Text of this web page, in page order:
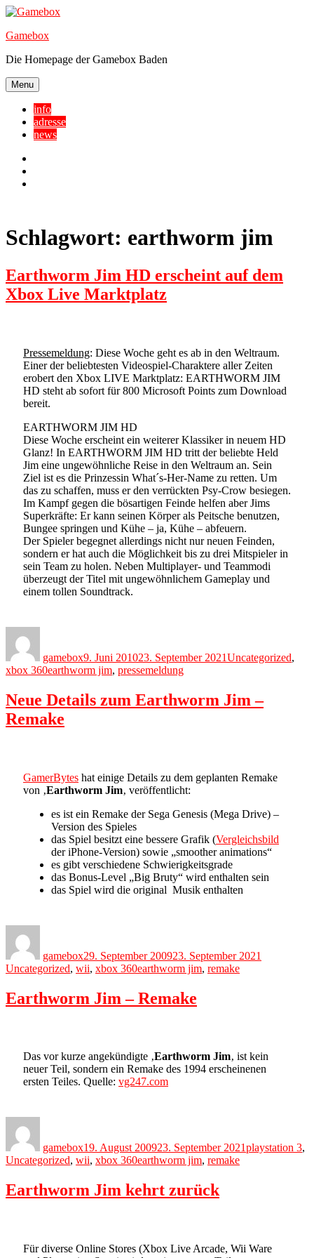
Skip
content
Gamebox
Die Homepage der Gamebox Baden
Menu
info
adresse
news
Schlagwort: earthworm jim
Earthworm Jim HD erscheint auf dem
Xbox Live Marktplatz
Pressemeldung: Diese Woche geht es ab in den Weltraum.
Einer der beliebtesten Videospiel-Charaktere aller Zeiten
erobert den Xbox LIVE Marktplatz: EARTHWORM JIM
HD steht ab sofort für 800 Microsoft Points zum Download
bereit.
EARTHWORM JIM HD
Diese Woche erscheint ein weiterer Klassiker in neuem HD
Glanz! In EARTHWORM JIM HD tritt der beliebte Held
Jim eine ungewöhnliche Reise in den Weltraum an. Sein
Ziel ist es die Prinzessin What´s-Her-Name zu retten. Um
das zu schaffen, muss er den verrückten Psy-Crow besiegen.
Im Kampf gegen die bösartigen Feinde helfen aber Jims
Superkräfte: Er kann seinen Körper als Peitsche benutzen,
Bungee springen und Kühe – ja, Kühe – abfeuern.
Der Spieler begegnet allerdings nicht nur neuen Feinden,
sondern er hat auch die Möglichkeit bis zu drei Mitspieler in
sein Team zu holen. Neben Multiplayer- und Teammodi
überzeugt der Titel mit ungewöhnlichem Gameplay und
einem tollen Soundtrack.
gamebox9. Juni 201023. September 2021Uncategorized,
xbox 360Tags
earthworm jim, pressemeldung
Neue Details zum Earthworm Jim –
Remake
GamerBytes hat einige Details zu dem geplanten Remake
von ‚Earthworm Jim‚ veröffentlicht:
es ist ein Remake der Sega Genesis (Mega Drive) –
Version des Spieles
das Spiel besitzt eine bessere Grafik (Vergleichsbild
der iPhone-Version) sowie „smoother animations“
es gibt verschiedene Schwierigkeitsgrade
das Bonus-Level „Big Bruty“ wird enthalten sein
das Spiel wird die original Musik enthalten
gamebox29. September 200923. September 2021
Uncategorized, wii, xbox 360Tags
earthworm jim, remake
Earthworm Jim – Remake
Das vor kurze angekündigte ‚Earthworm Jim‚ ist kein
neuer Teil, sondern ein Remake des 1994 erscheinenen
ersten Teiles. Quelle: vg247.com
gamebox19. August 200923. September 2021playstation 3,
Uncategorized, wii, xbox 360Tags
earthworm jim, remake
Earthworm Jim kehrt zurück
Für diverse Online Stores (Xbox Live Arcade, Wii Ware